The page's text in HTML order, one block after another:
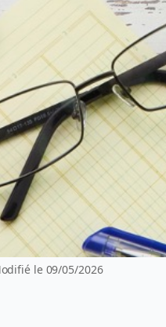
le 09/05/2026